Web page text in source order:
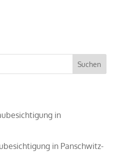
in
in Panschwitz-